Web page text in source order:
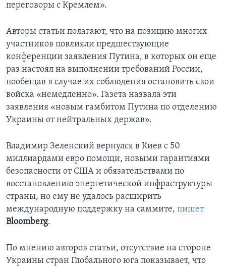
переговоры с Кремлем».
Авторы статьи полагают, что на позицию многих
участников повлияли предшествующие
конференции заявления Путина, в которых он еще
раз настоял на выполнении требований России,
пообещав в случае их соблюдения остановить свои
войска «немедленно». Газета назвала эти
заявления «новым гамбитом Путина по отделению
Украины от нейтральных держав».
Владимир Зеленский вернулся в Киев с 50
миллиардами евро помощи, новыми гарантиями
безопасности от США и обязательствами по
восстановлению энергетической инфраструктуры
страны, но ему не удалось расширить
международную поддержку на саммите, пишет
Bloomberg.
По мнению авторов статьи, отсутствие на стороне
Украины стран Глобального юга показывает, что